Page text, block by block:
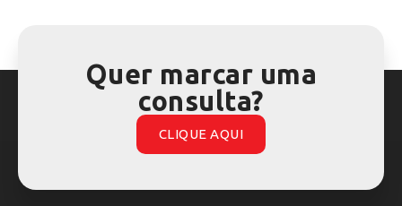
Quer marcar uma
consulta?
CLIQUE AQUI